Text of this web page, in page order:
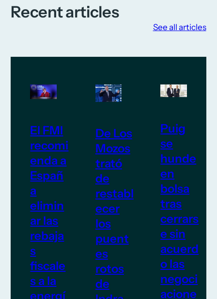
Recent articles
See all articles
El FMI
recomi
enda a
Españ
a
elimin
ar las
rebaja
s
fiscale
s a la
energí
De Los
Mozos
trató
de
restabl
ecer
los
puent
es
rotos
de
Puig
se
hunde
en
bolsa
tras
cerrars
e sin
acuerd
o las
negoci
acione